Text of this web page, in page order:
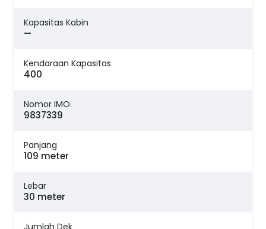
Kapasitas Kabin
—
Kendaraan Kapasitas
400
Nomor IMO.
9837339
Panjang
109 meter
Lebar
30 meter